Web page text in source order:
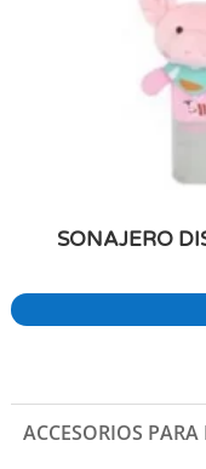
SONAJERO
ACCESORIOS